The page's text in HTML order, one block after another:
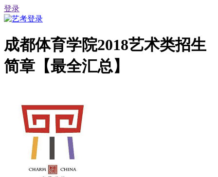
登录
成都体育学院2018艺术类招生
简章【最全汇总】